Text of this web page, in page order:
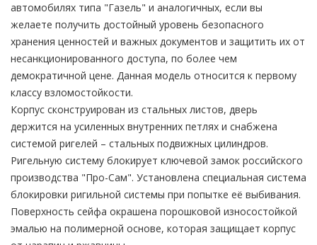
автомобилях типа "Газель" и аналогичных, если вы
желаете получить достойный уровень безопасного
хранения ценностей и важных документов и защитить их от
несанкционированного доступа, по более чем
демократичной цене. Данная модель относится к первому
классу взломостойкости.
Корпус сконструирован из стальных листов, дверь
держится на усиленных внутренних петлях и снабжена
системой ригелей – стальных подвижных цилиндров.
Ригельную систему блокирует ключевой замок российского
производства "Про-Сам". Установлена специальная система
блокировки ригильной системы при попытке её выбивания.
Поверхность сейфа окрашена порошковой износостойкой
эмалью на полимерной основе, которая защищает корпус